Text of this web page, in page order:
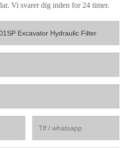
Vi svarer dig inden for 24 timer.